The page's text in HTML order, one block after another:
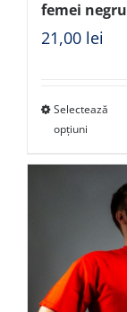
femei negru
21,00 lei
Selectează
opțiuni